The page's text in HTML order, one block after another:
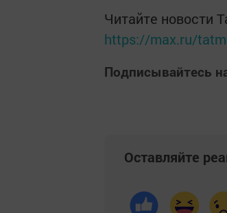
Читайте новости
https://max.ru/
Подписывайтесь
Оставляйте